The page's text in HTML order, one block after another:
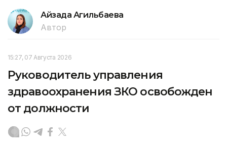
Айзада Агильбаева
Автор
15:27, 07 Августа 2026
Руководитель управления
здравоохранения ЗКО освобожден
от должности